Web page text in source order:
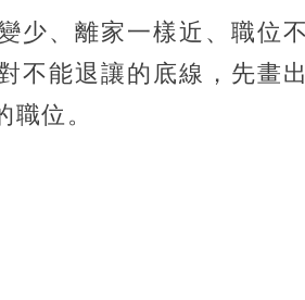
少、離家一樣近、職位不
不能退讓的底線，先畫出
位。